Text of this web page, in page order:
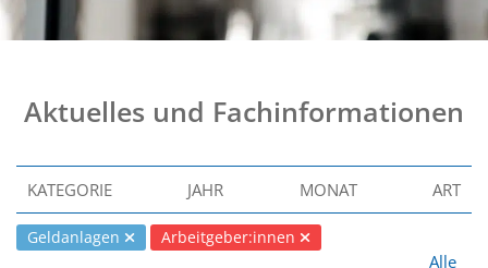
Aktuelles und Fachinformationen
KATEGORIE JAHR MONAT ART
Geldanlagen Arbeitgeber:innen
Alle